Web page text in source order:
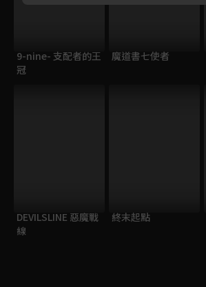
9-nine- 支配者的王
冠
魔道書七使者
DEVILSLINE 惡魔戰
線
終末起點